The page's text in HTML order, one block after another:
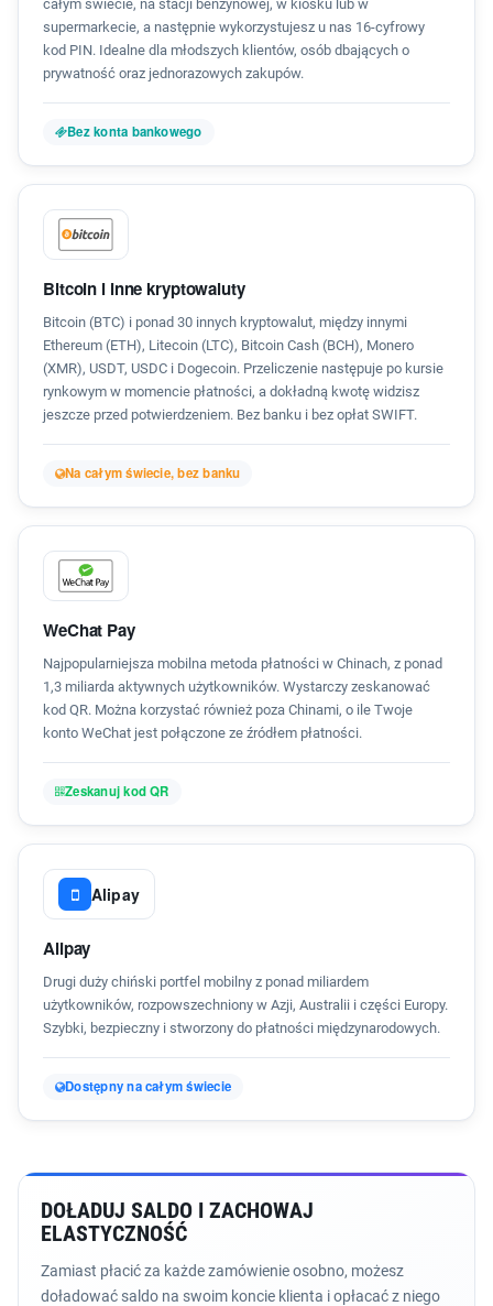
całym świecie, na stacji benzynowej, w kiosku lub w
supermarkecie, a następnie wykorzystujesz u nas 16-cyfrowy
kod PIN. Idealne dla młodszych klientów, osób dbających o
prywatność oraz jednorazowych zakupów.
Bez konta bankowego
Bitcoin i inne kryptowaluty
Bitcoin (BTC) i ponad 30 innych kryptowalut, między innymi
Ethereum (ETH), Litecoin (LTC), Bitcoin Cash (BCH), Monero
(XMR), USDT, USDC i Dogecoin. Przeliczenie następuje po kursie
rynkowym w momencie płatności, a dokładną kwotę widzisz
jeszcze przed potwierdzeniem. Bez banku i bez opłat SWIFT.
Na całym świecie, bez banku
WeChat Pay
Najpopularniejsza mobilna metoda płatności w Chinach, z ponad
1,3 miliarda aktywnych użytkowników. Wystarczy zeskanować
kod QR. Można korzystać również poza Chinami, o ile Twoje
konto WeChat jest połączone ze źródłem płatności.
Zeskanuj kod QR
Alipay
Alipay
Drugi duży chiński portfel mobilny z ponad miliardem
użytkowników, rozpowszechniony w Azji, Australii i części Europy.
Szybki, bezpieczny i stworzony do płatności międzynarodowych.
Dostępny na całym świecie
DOŁADUJ SALDO I ZACHOWAJ
ELASTYCZNOŚĆ
Zamiast płacić za każde zamówienie osobno, możesz
doładować saldo na swoim koncie klienta i opłacać z niego